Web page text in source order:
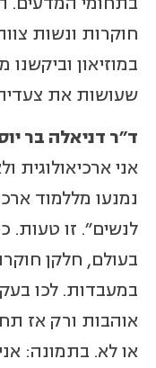
חוקרות ונשות
במוזיאון
שעושות את
ד"ר דניאלה בר
אני
נמנעו מללמוד
לנשים״. זו טעות.
בעולם, חלקן
במעבדות. לכו
אוהבות ורק אז
או לא. בתמונה: